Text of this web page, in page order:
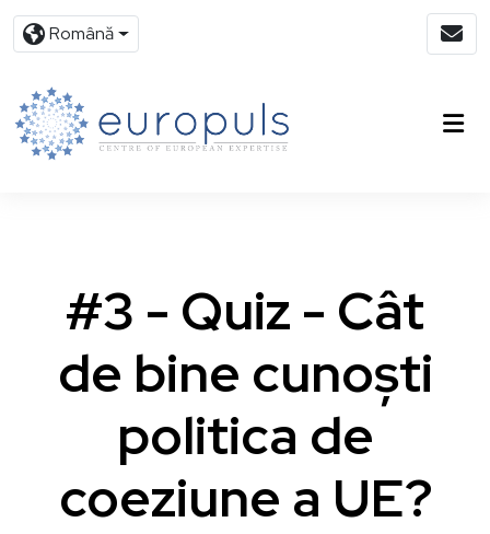
Română
#3 - Quiz - Cât
de bine cunoști
politica de
coeziune a UE?